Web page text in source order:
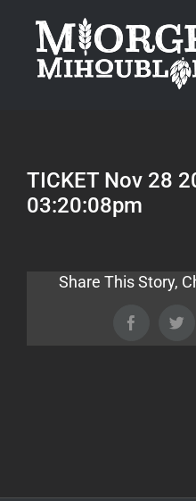
contenu
TICKET Nov 28
03:20:08pm
Share This Story,
Facebook